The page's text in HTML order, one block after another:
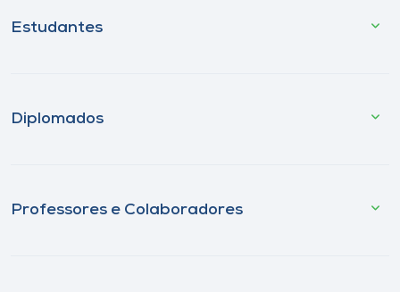
Estudantes
Diplomados
Professores e Colaboradores